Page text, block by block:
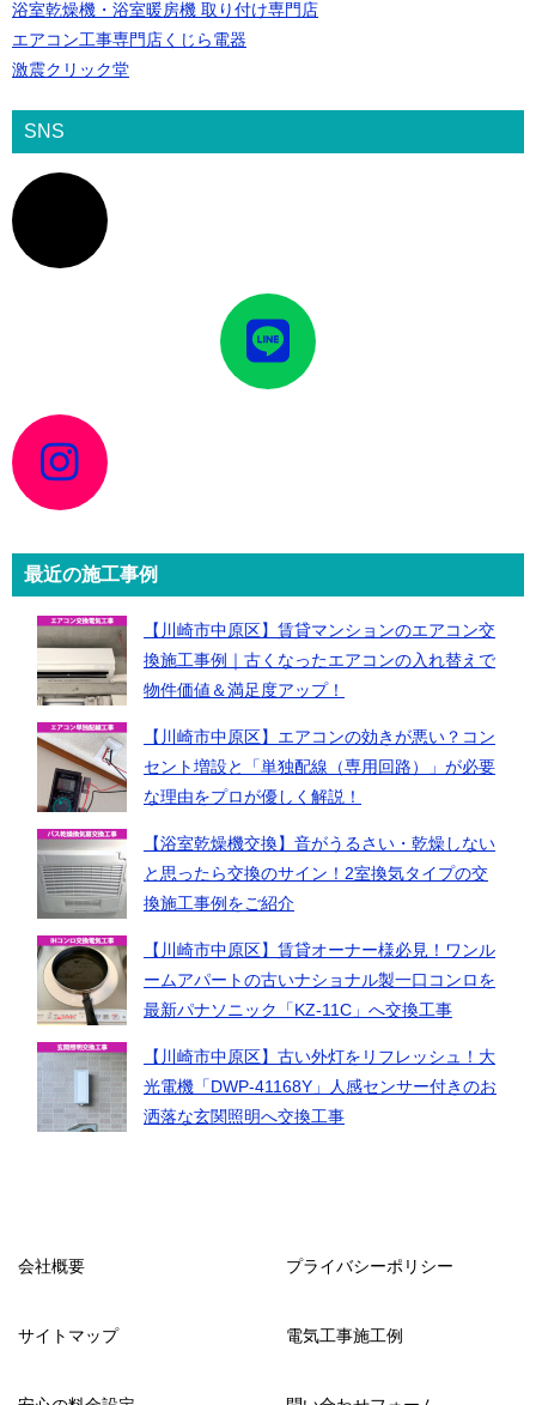
浴室乾燥機・浴室暖房機 取り付け専門店
エアコン工事専門店くじら電器
激震クリック堂
SNS
イ
コ
ン
リ
イ
コ
ン
リ
イ
コ
ン
リ
最近の施工事例
【川崎市中原区】賃貸マンションのエアコン交
換施工事例｜古くなったエアコンの入れ替えで
物件価値＆満足度アップ！
【川崎市中原区】エアコンの効きが悪い？コン
セント増設と「単独配線（専用回路）」が必要
な理由をプロが優しく解説！
【浴室乾燥機交換】音がうるさい・乾燥しない
と思ったら交換のサイン！2室換気タイプの交
換施工事例をご紹介
【川崎市中原区】賃貸オーナー様必見！ワンル
ームアパートの古いナショナル製一口コンロを
最新パナソニック「KZ-11C」へ交換工事
【川崎市中原区】古い外灯をリフレッシュ！大
光電機「DWP-41168Y」人感センサー付きのお
洒落な玄関照明へ交換工事
会社概要 プライバシーポリシー
サイトマップ 電気工事施工例